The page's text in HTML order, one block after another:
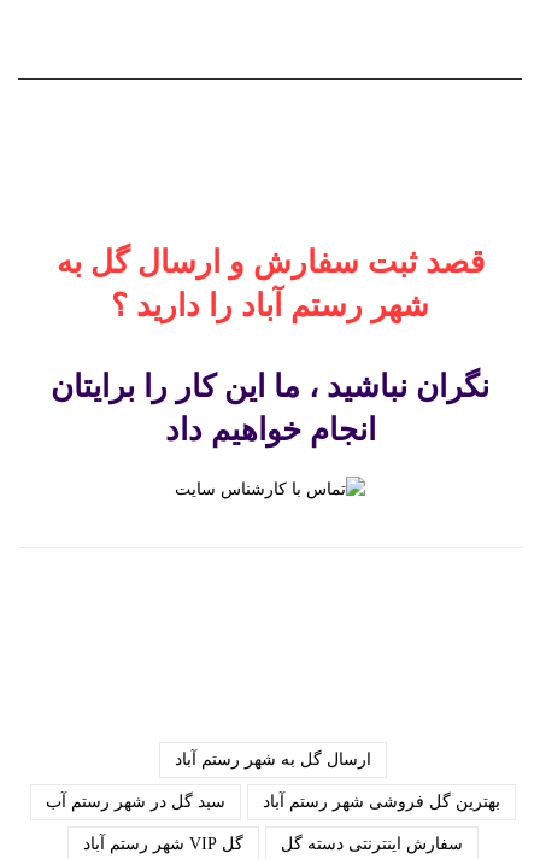
قصد ثبت سفارش و ارسال گل به
شهر رستم آباد را دارید ؟
نگران نباشید ، ما این کار را برایتان
انجام خواهیم داد
ارسال گل به شهر رستم آباد
بهترین گل فروشی شهر رستم آباد سبد گل در شهر رستم آب
سفارش اینترنتی دسته گل گل VIP شهر رستم آباد